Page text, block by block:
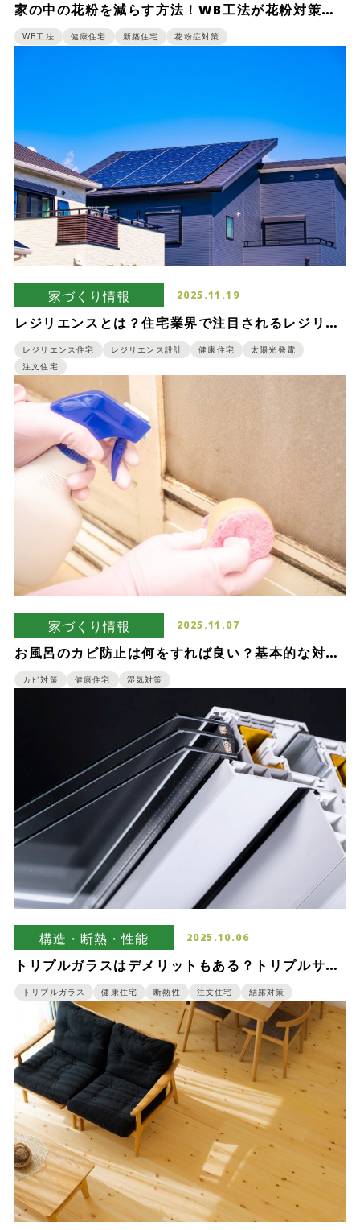
家の中の花粉を減らす方法！WB工法が花粉対策に
効果的な理由も紹介
WB工法 健康住宅 新築住宅 花粉症対策
家づくり情報 2025.11.19
レジリエンスとは？住宅業界で注目されるレジリエ
ンス設計について紹介
レジリエンス住宅 レジリエンス設計 健康住宅
太陽光発電
注文住宅
家づくり情報 2025.11.07
お風呂のカビ防止は何をすれば良い？基本的な対策
をご紹介
カビ対策 健康住宅 湿気対策
構造・断熱・性能 2025.10.06
トリプルガラスはデメリットもある？トリプルサッ
シに後悔しないため長所と短所をおさえておこう
トリプルガラス 健康住宅 断熱性 注文住宅 結露対策